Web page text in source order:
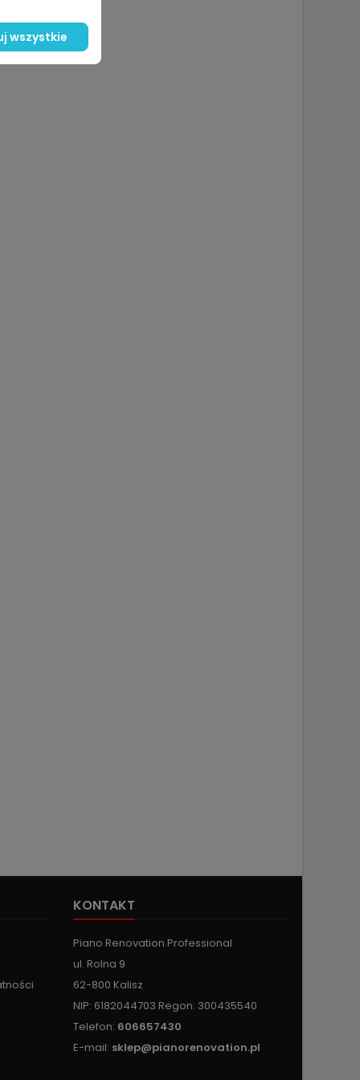
KONTAKT
Piano Renovation Professional
ul. Rolna 9
62-800 Kalisz
NIP: 6182044703 Regon: 300435540
Telefon: 606657430
E-mail: sklep@pianorenovation.pl
wszystkie